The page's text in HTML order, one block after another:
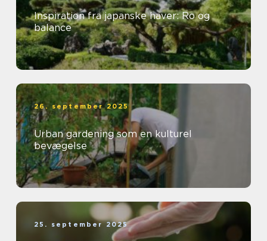
Inspiration fra japanske haver: Ro og
balance
26. september 2025
Urban gardening som en kulturel
bevægelse
25. september 2025